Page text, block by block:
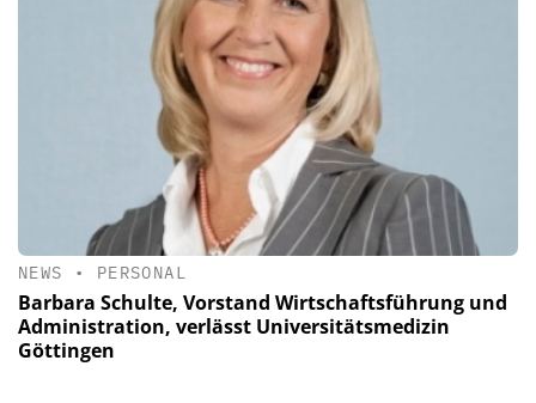
NEWS • PERSONAL
Barbara Schulte, Vorstand Wirtschaftsführung und
Administration, verlässt Universitätsmedizin
Göttingen